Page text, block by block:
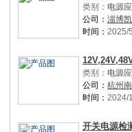
类别： 电源
公司： 淄博
时间： 2025/
类别： 电源
公司： 杭州
时间： 2024/
开关电源检